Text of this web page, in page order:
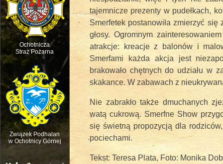
Ochotnicza
Straż Pożarna
Związek Podhalan
w Ochotnicy Górnej
Święto dziecięcej Radości - Dzień
tajemnicze prezenty w pudełkach,
Smerfetek postanowiła zmierzyć
głosy. Ogromnym
atrakcje: kreacje z balonów i
Smerfami każda akcja jest
brakowało chętnych do udziału w
skakance. W zabawach z
Nie zabrakło także dmuchanych
watą cukrową. Smerfne Show
się świetną propozycją dla
pociechami.
Tekst: Teresa Plata, Foto: Monika